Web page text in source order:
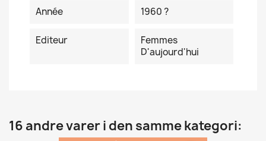
Année 1960 ?
Editeur
Femmes
D'aujourd'hui
16 andre varer i den samme kategori: